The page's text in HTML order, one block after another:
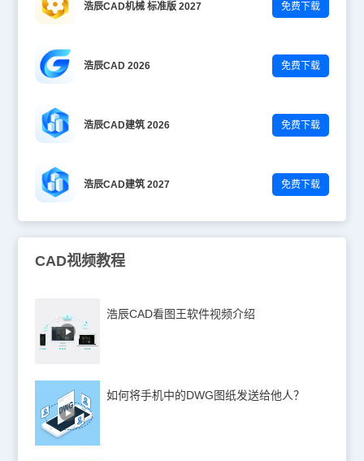
浩辰CAD机械 标准版 2027 免费下载
浩辰CAD 2026 免费下载
浩辰CAD建筑 2026 免费下载
浩辰CAD建筑 2027 免费下载
CAD视频教程
浩辰CAD看图王软件视频介绍
如何将手机中的DWG图纸发送给他人？